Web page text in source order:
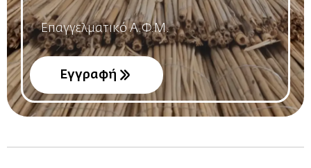
Name
*
Εγγραφή